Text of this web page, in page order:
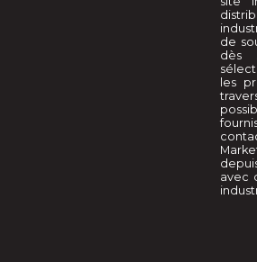
de
dès
les
avec